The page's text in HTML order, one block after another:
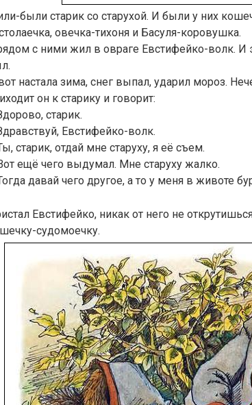
были старик со старухой. И были у них
овечка-тихоня и Басуля-коровушка.
с ними жил в овраге Евстифейко-волк. И
настала зима, снег выпал, ударил мороз.
он к старику и говорит:
старик.
Евстифейко-волк.
старик, отдай мне старуху, я её съем.
ещё чего выдумал. Мне старуху жалко.
давай чего другое, а то у меня в животе
Евстифейко, никак от него не
судомоечку.